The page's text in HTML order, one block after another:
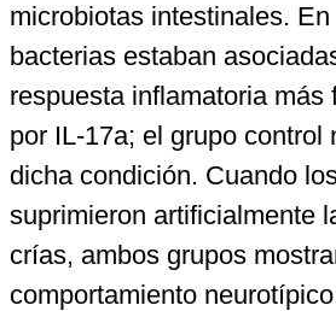
microbiotas intestinales.
bacterias estaban
respuesta inflamatoria más
por IL-17a; el grupo control
dicha condición. Cuando
suprimieron artificialmente
crías, ambos grupos
comportamiento